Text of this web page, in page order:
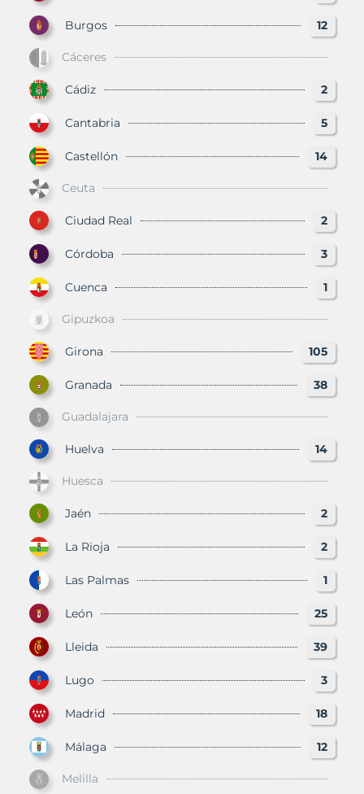
Burgos 12
Cáceres
Cádiz 2
Cantabria 5
Castellón 14
Ceuta
Ciudad Real 2
Córdoba 3
Cuenca 1
Gipuzkoa
Girona 105
Granada 38
Guadalajara
Huelva 14
Huesca
Jaén 2
La Rioja 2
Las Palmas 1
León 25
Lleida 39
Lugo 3
Madrid 18
Málaga 12
Melilla